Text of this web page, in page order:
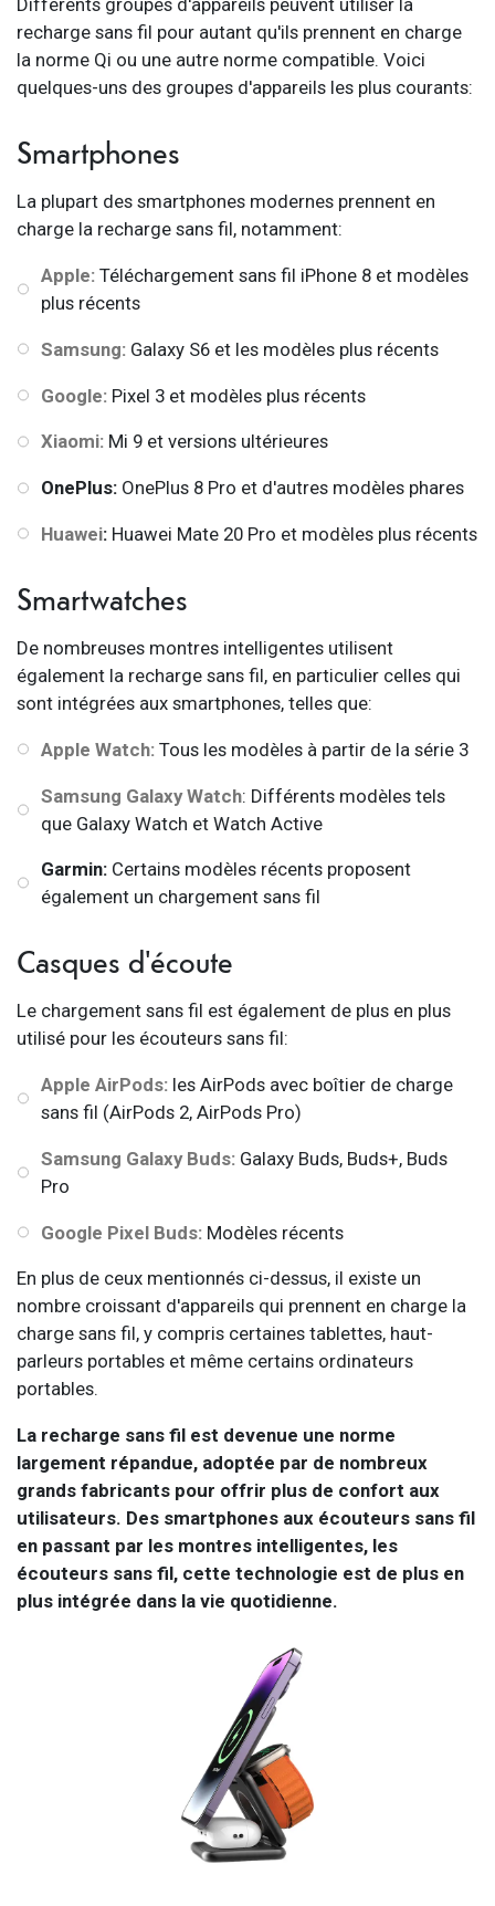
Différents groupes d'appareils peuvent utiliser la
recharge sans fil pour autant qu'ils prennent en charge
la norme Qi ou une autre norme compatible. Voici
quelques-uns des groupes d'appareils les plus courants:
Smartphones
La plupart des smartphones modernes prennent en
charge la recharge sans fil, notamment:
Apple:Téléchargement sans fil iPhone 8 et modèles
plus récents
Samsung: Galaxy S6 et les modèles plus récents
Google: Pixel 3 et modèles plus récents
Xiaomi: Mi 9 et versions ultérieures
OnePlus: OnePlus 8 Pro et d'autres modèles phares
Huawei: Huawei Mate 20 Pro et modèles plus récents
Smartwatches
De nombreuses montres intelligentes utilisent
également la recharge sans fil, en particulier celles qui
sont intégrées aux smartphones, telles que:
Apple Watch: Tous les modèles à partir de la série 3
Samsung Galaxy Watch: Différents modèles tels
que Galaxy Watch et Watch Active
Garmin: Certains modèles récents proposent
également un chargement sans fil
Casques d'écoute
Le chargement sans fil est également de plus en plus
utilisé pour les écouteurs sans fil:
Apple AirPods: les AirPods avec boîtier de charge
sans fil (AirPods 2, AirPods Pro)
Samsung Galaxy Buds: Galaxy Buds, Buds+, Buds
Pro
Google Pixel Buds: Modèles récents
En plus de ceux mentionnés ci-dessus, il existe un
nombre croissant d'appareils qui prennent en charge la
charge sans fil, y compris certaines tablettes, haut-
parleurs portables et même certains ordinateurs
portables.
La recharge sans fil est devenue une norme
largement répandue, adoptée par de nombreux
grands fabricants pour offrir plus de confort aux
utilisateurs. Des smartphones aux écouteurs sans fil
en passant par les montres intelligentes, les
écouteurs sans fil, cette technologie est de plus en
plus intégrée dans la vie quotidienne.